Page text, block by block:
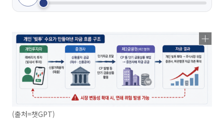
(출처=챗GPT)